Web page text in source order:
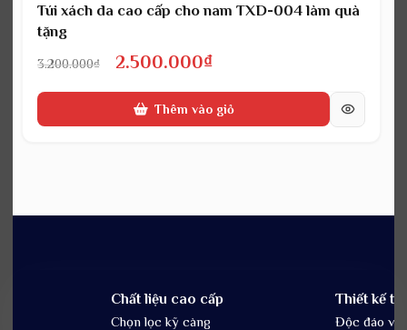
Túi xách da cao cấp cho nam TXD-004 làm quà
tặng
3.200.000₫
Giá
gốc
2.500.000₫Giá
hiện
tại
Thêm vào giỏ
Chất liệu cao cấp
Chọn lọc kỹ càng
Thiết kế
Độc đáo và